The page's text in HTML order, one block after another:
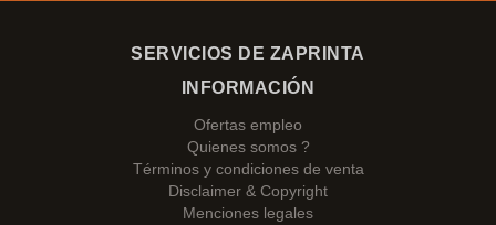
SERVICIOS DE ZAPRINTA
INFORMACIÓN
Ofertas empleo
Quienes somos ?
Términos y condiciones de venta
Disclaimer & Copyright
Menciones legales